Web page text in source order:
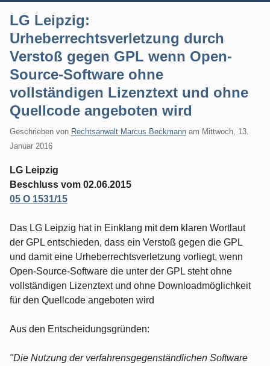
LG Leipzig:
Urheberrechtsverletzung durch
Verstoß gegen GPL wenn Open-
Source-Software ohne
vollständigen Lizenztext und ohne
Quellcode angeboten wird
Geschrieben von Rechtsanwalt Marcus Beckmann am Mittwoch, 13.
Januar 2016
LG Leipzig
Beschluss vom 02.06.2015
05 O 1531/15
Das LG Leipzig hat in Einklang mit dem klaren Wortlaut
der GPL entschieden, dass ein Verstoß gegen die GPL
und damit eine Urheberrechtsverletzung vorliegt, wenn
Open-Source-Software die unter der GPL steht ohne
vollständigen Lizenztext und ohne Downloadmöglichkeit
für den Quellcode angeboten wird
Aus den Entscheidungsgründen:
"Die Nutzung der verfahrensgegenständlichen Software